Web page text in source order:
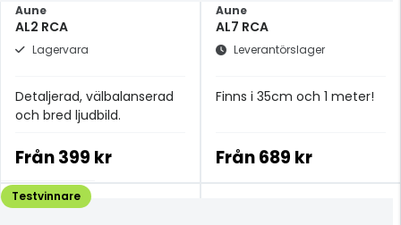
Aune
AL2 RCA
Lagervara
Detaljerad, välbalanserad
och bred ljudbild.
Från399 kr
Aune
AL7 RCA
Leverantörslager
Finns i 35cm och 1 meter!
Från689 kr
Testvinnare